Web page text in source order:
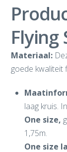
Flying
Materiaal:
goede kwaliteit
laag kruis.
One size,
1,75m.
One size